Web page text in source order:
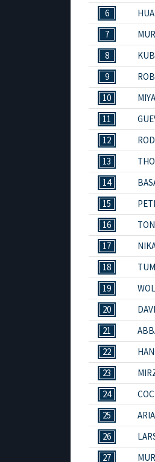
6
7
8
9
10
11
12
13
14
15
16
17
18
19
20
21
22
23
24
25
26
27